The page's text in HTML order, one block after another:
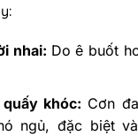
nhai: Do ê buốt
khóc: Cơn
ngủ, đặc biệt